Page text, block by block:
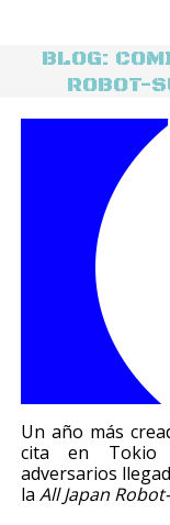
BLOG:
ROBOT-
Un año más
cita en Tokio
adversarios
laAll Japan